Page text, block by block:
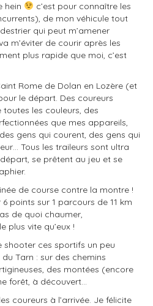
hein
c’est pour connaître les
de mon véhicule tout
qui peut m’amener
m’éviter de courir après les
plus rapide que moi, c’est
Rome de Dolan en Lozère (et
le départ. Des coureurs
les couleurs, des
que mes appareils,
gens qui courent, des gens qui
Tous les traileurs sont ultra
se prêtent au jeu et se
de course contre la montre !
points sur 1 parcours de 11 km
de quoi chaumer,
plus vite qu’eux !
shooter ces sportifs un peu
Tarn : sur des chemins
des montées (encore
forêt, à découvert…
coureurs à l’arrivée. Je félicite